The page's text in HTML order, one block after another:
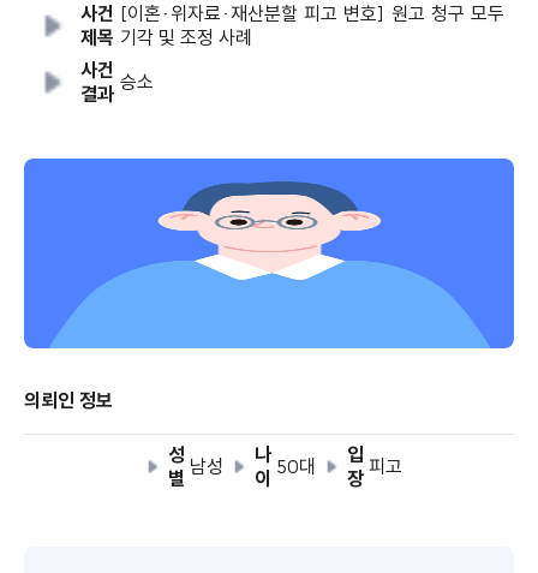
사건
제목
[이혼·위자료·재산분할 피고 변호] 원고 청구 모두
기각 및 조정 사례
사건
결과 승소
의뢰인 정보
성
별 남성
나
이 50대
입
장 피고